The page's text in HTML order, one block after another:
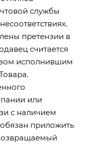
службы
претензии в
считается
исполнившим
или
с наличием
приложить